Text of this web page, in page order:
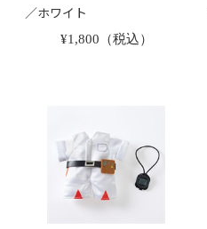
／ホワイト
¥1,800（税込）